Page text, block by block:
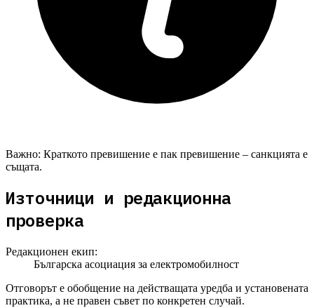
Важно: Краткото превишение е пак превишение – санкцията е
същата.
Източници и редакционна
проверка
Редакционен екип:
Българска асоциация за електромобилност
Отговорът е обобщение на действащата уредба и установената
практика, а не правен съвет по конкретен случай.